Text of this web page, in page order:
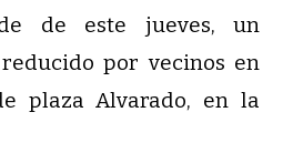
de este jueves, un
por vecinos en
plaza Alvarado, en la